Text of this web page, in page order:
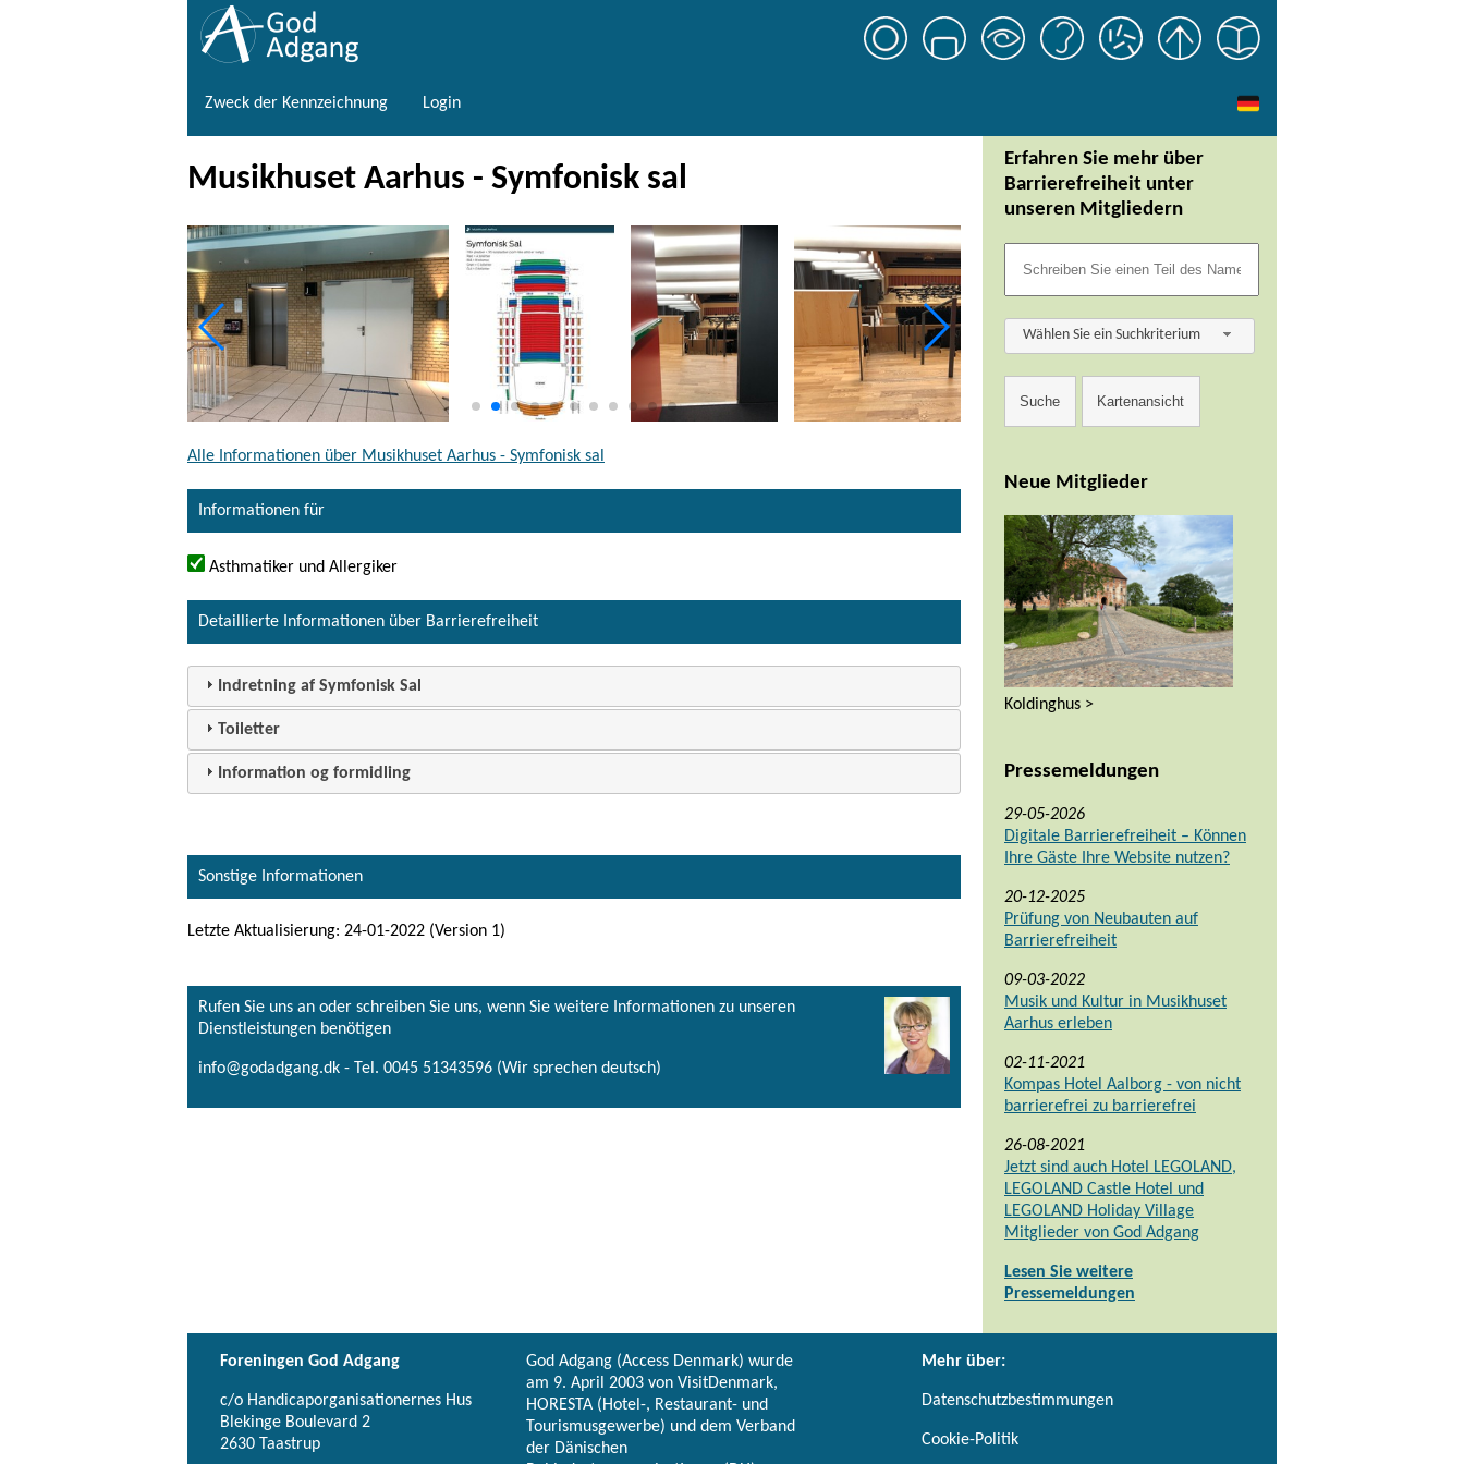
Zweck der Kennzeichnung Login
Musikhuset Aarhus - Symfonisk sal
Alle Informationen über Musikhuset Aarhus - Symfonisk sal
Informationen für
Asthmatiker und Allergiker
Detaillierte Informationen über Barrierefreiheit
Indretning af Symfonisk Sal
Toiletter
Information og formidling
Sonstige Informationen
Letzte Aktualisierung: 24-01-2022 (Version 1)
Rufen Sie uns an oder schreiben Sie uns, wenn Sie weitere Informationen zu unseren
Dienstleistungen benötigen
info@godadgang.dk - Tel. 0045 51343596 (Wir sprechen deutsch)
Erfahren Sie mehr über
Barrierefreiheit unter
unseren Mitgliedern
Wählen Sie ein Suchkriterium
Neue Mitglieder
Koldinghus >
Pressemeldungen
29-05-2026
Digitale Barrierefreiheit – Können
Ihre Gäste Ihre Website nutzen?
20-12-2025
Prüfung von Neubauten auf
Barrierefreiheit
09-03-2022
Musik und Kultur in Musikhuset
Aarhus erleben
02-11-2021
Kompas Hotel Aalborg - von nicht
barrierefrei zu barrierefrei
26-08-2021
Jetzt sind auch Hotel LEGOLAND,
LEGOLAND Castle Hotel und
LEGOLAND Holiday Village
Mitglieder von God Adgang
Lesen Sie weitere
Pressemeldungen
Foreningen God Adgang
c/o Handicaporganisationernes Hus
Blekinge Boulevard 2
2630 Taastrup
God Adgang (Access Denmark) wurde
am 9. April 2003 von VisitDenmark,
HORESTA (Hotel-, Restaurant- und
Tourismusgewerbe) und dem Verband
der Dänischen
Mehr über:
Datenschutzbestimmungen
Cookie-Politik